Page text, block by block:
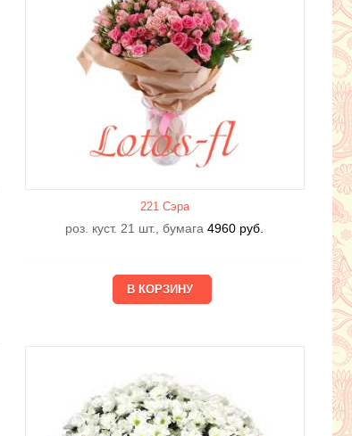
221 Сэра
роз. куст. 21 шт., бумага 4960 руб.